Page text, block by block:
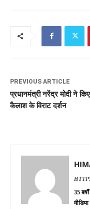
PREVIOUS ARTICLE
प्रधानमंत्री नरेंद्र मोदी ने
कैलाश के विराट दर्शन
35